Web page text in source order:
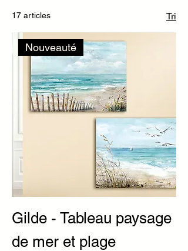
17 articles Tri
Nouveauté
Gilde - Tableau paysage
de mer et plage